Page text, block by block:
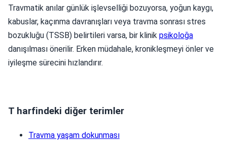
Travmatik anılar günlük işlevselliği bozuyorsa, yoğun kaygı,
kabuslar, kaçınma davranışları veya travma sonrası stres
bozukluğu (TSSB) belirtileri varsa, bir klinik psikoloğa
danışılması önerilir. Erken müdahale, kronikleşmeyi önler ve
iyileşme sürecini hızlandırır.
T harfindeki diğer terimler
Travma yaşam dokunması